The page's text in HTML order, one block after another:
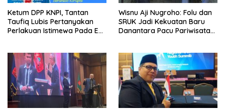
Ketum DPP KNPI, Tantan
Taufiq Lubis Pertanyakan
Perlakuan Istimewa Pada Eks
Wisnu Aji Nugroho: Folu dan
SRUK Jadi Kekuatan Baru
Danantara Pacu Pariwisata